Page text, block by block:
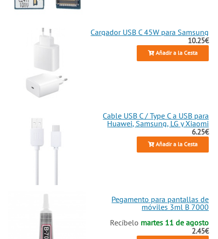
Cargador USB C 45W para Samsung
10.25€
Añadir a la Cesta
Cable USB C / Type C a USB para
Huawei, Samsung, LG y Xiaomi
6.25€
Añadir a la Cesta
Pegamento para pantallas de
móviles 3ml B 7000
Recíbelo martes 11 de agosto
2.45€